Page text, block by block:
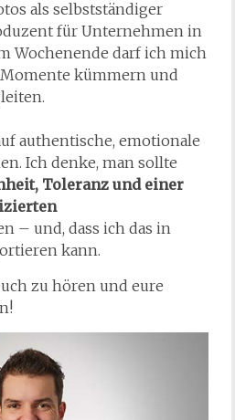
als selbstständiger
für Unternehmen in
Wochenende darf ich mich
kümmern und
authentische, emotionale
Ich denke, man sollte
Toleranz und einer
– und, dass ich das in
kann.
zu hören und eure